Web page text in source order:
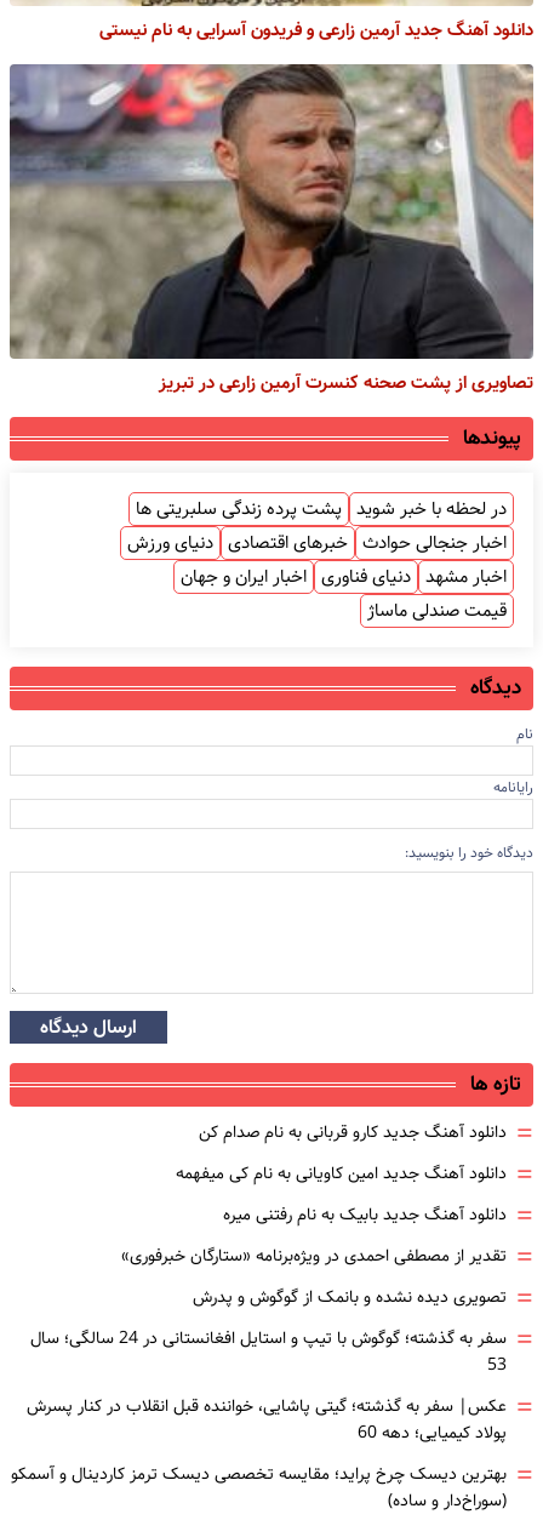
دانلود آهنگ جدید آرمین زارعی و فریدون آسرایی به نام نیستی
تصاویری از پشت صحنه کنسرت آرمین زارعی در تبریز
پیوندها
در لحظه با خبر شوید پشت پرده زندگی سلبریتی ها
اخبار جنجالی حوادث خبرهای اقتصادی دنیای ورزش
اخبار مشهد دنیای فناوری اخبار ایران و جهان
قیمت صندلی ماساژ
دیدگاه
نام
رایانامه
دیدگاه خود را بنویسید:
ارسال دیدگاه
تازه ها
= دانلود آهنگ جدید کارو قربانی به نام صدام کن
= دانلود آهنگ جدید امین کاویانی به نام کی میفهمه
= دانلود آهنگ جدید بابیک به نام رفتنی میره
= تقدیر از مصطفی احمدی در ویژه‌برنامه «ستارگان خبرفوری»
= تصویری دیده نشده و بانمک از گوگوش و پدرش
=
سفر به گذشته؛ گوگوش با تیپ و استایل افغانستانی در 24 سالگی؛ سال
53
= عکس| سفر به گذشته؛ گیتی پاشایی، خواننده قبل انقلاب در کنار پسرش
پولاد کیمیایی؛ دهه 60
= بهترین دیسک چرخ پراید؛ مقایسه تخصصی دیسک ترمز کاردینال و آسمکو
(سوراخ‌دار و ساده)